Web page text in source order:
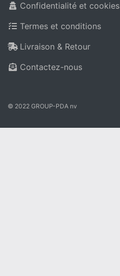
Confidentialité et cookies
Termes et conditions
Livraison & Retour
Contactez-nous
© 2022 GROUP-PDA nv